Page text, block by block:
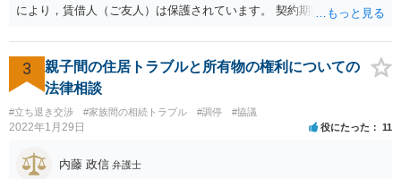
により，賃借人（ご友人）は保護されています。 契約期間途中であれ
一方的に終了させられてしまうことはありません。 さらに，契約期間
が満了するときであっても， 建物の老朽化が著しいとか，賃貸人（大
家さん）の居宅が無くなってしまったというような事情がない限り，
賃貸借契約は更新されます。 したがって，ご友人は，大家さんの要望
に応える必要はありません。 ご友人としては， Ａ 退去しないと主張
する Ｂ 退去しても良いが，相応の立退料を支払ってもらう という，
いずれかの選択肢をとることができます。さらに，Ｂの亜種として
Ｃ 退去の時期をたとえば半年先として，それまでの期間の賃料を免
3
親子間の住居トラブルと所有物の権利についての
法律相談
#立ち退き交渉 #家族間の相続トラブル #調停 #協議
2022年1月29日 役にたった 11
内藤 政信 弁護士